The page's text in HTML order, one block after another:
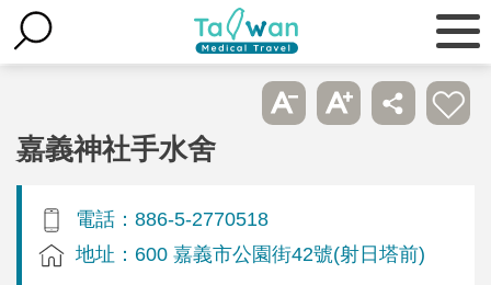
嘉義神社手水舍
電話：886-5-2770518
地址：600 嘉義市公園街42號(射日塔前)